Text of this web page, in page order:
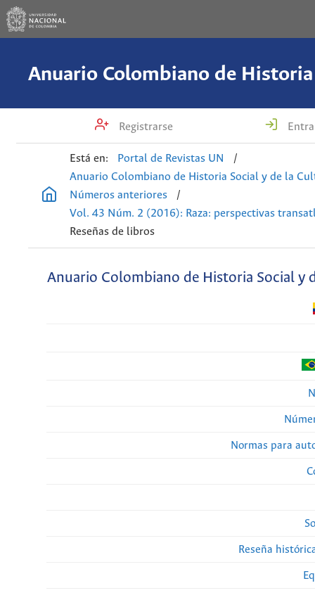
Registrarse
Está en: Portal de Revistas UN
/
Anuario Colombiano de Historia Social y de la
Números anteriores
/
Vol. 43 Núm. 2 (2016): Raza: perspectivas
Reseñas de libros
Anuario Colombiano de Historia Social y
Normas para
Reseña